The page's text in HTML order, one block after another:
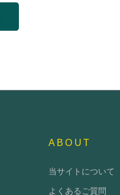
ABOUT
当サイトについて
よくあるご質問